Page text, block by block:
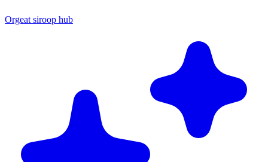
Orgeat siroop hub